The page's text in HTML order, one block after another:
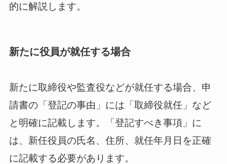
的に解説します。
新たに役員が就任する場合
新たに取締役や監査役などが就任する場合、申
請書の「登記の事由」には「取締役就任」など
と明確に記載します。「登記すべき事項」に
は、新任役員の氏名、住所、就任年月日を正確
に記載する必要があります。